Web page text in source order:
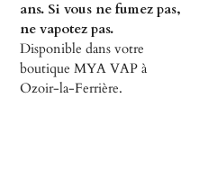
ans. Si vous ne fumez pas,
ne vapotez pas.
Disponible dans votre
boutique MYA VAP à
Ozoir-la-Ferrière.